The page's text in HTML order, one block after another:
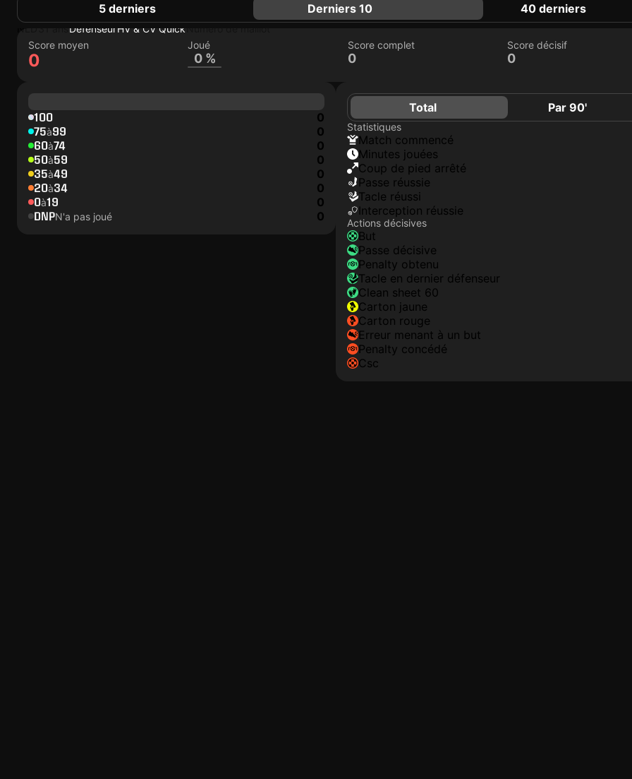
NLD Défenseur HV & CV Quick
5 derniers Derniers 10 40 derniers
Score moyen
0
Joué
0 %
Score complet
0
Score décisif
0
100 0
75à99 0
60à74 0
50à59 0
35à49 0
20à34 0
0à19 0
DNPN'a pas joué 0
Total Par 90'
Statistiques
match commencé
minutes jouées
coup de pied arrêté
Passe réussie
tacle réussi
interception réussie
Actions décisives
but
passe décisive
penalty obtenu
tacle en dernier défenseur
clean sheet 60
carton jaune
carton rouge
erreur menant à un but
penalty concédé
csc